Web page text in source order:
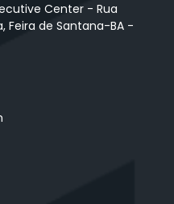
Center - Rua
Feira de Santana-BA -